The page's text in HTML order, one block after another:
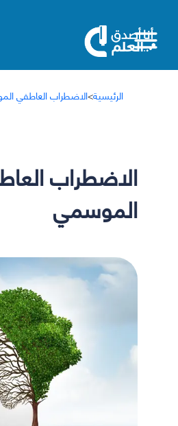
الرئيسية>الاضطراب العاطفي
الاضطراب
الموسمي